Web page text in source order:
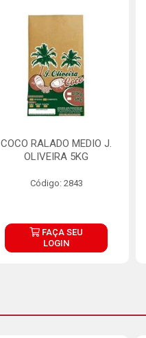
COCO RALADO MEDIO J.
OLIVEIRA 5KG
Código: 2843
FAÇA SEU
LOGIN